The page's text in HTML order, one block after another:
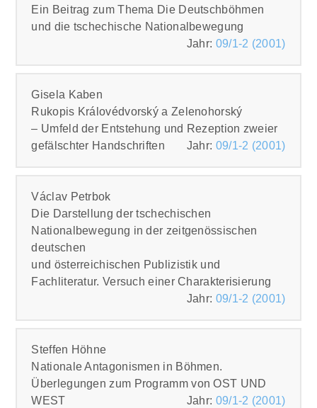
Ein Beitrag zum Thema Die Deutschböhmen
und die tschechische Nationalbewegung
Jahr: 09/1-2 (2001)
PDF
Gisela Kaben
Rukopis Královédvorský a Zelenohorský
– Umfeld der Entstehung und Rezeption zweier
gefälschter Handschriften
Jahr: 09/1-2 (2001)
PDF
Václav Petrbok
Die Darstellung der tschechischen
Nationalbewegung in der zeitgenössischen
deutschen
und österreichischen Publizistik und
Fachliteratur. Versuch einer Charakterisierung
Jahr: 09/1-2 (2001)
PDF
Steffen Höhne
Nationale Antagonismen in Böhmen.
Überlegungen zum Programm von OST UND
WEST
Jahr: 09/1-2 (2001)